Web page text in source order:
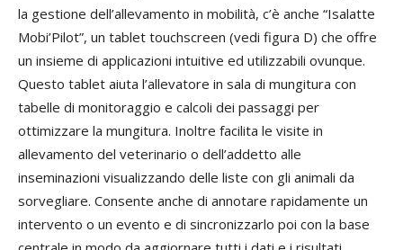
la gestione dell’allevamento in mobilità, c’è anche “Isalatte
Mobi’Pilot”, un tablet touchscreen (vedi figura D) che offre
un insieme di applicazioni intuitive ed utilizzabili ovunque.
Questo tablet aiuta l’allevatore in sala di mungitura con
tabelle di monitoraggio e calcoli dei passaggi per
ottimizzare la mungitura. Inoltre facilita le visite in
allevamento del veterinario o dell’addetto alle
inseminazioni visualizzando delle liste con gli animali da
sorvegliare. Consente anche di annotare rapidamente un
intervento o un evento e di sincronizzarlo poi con la base